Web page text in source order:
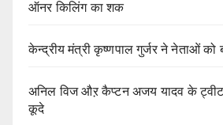
ऑनर किलिंग का शक
केन्द्रीय मंत्री कृष्णपाल गुर्जर ने नेताओं को
अनिल विज औऱ कैप्टन अजय यादव के ट्वीट
कूदे